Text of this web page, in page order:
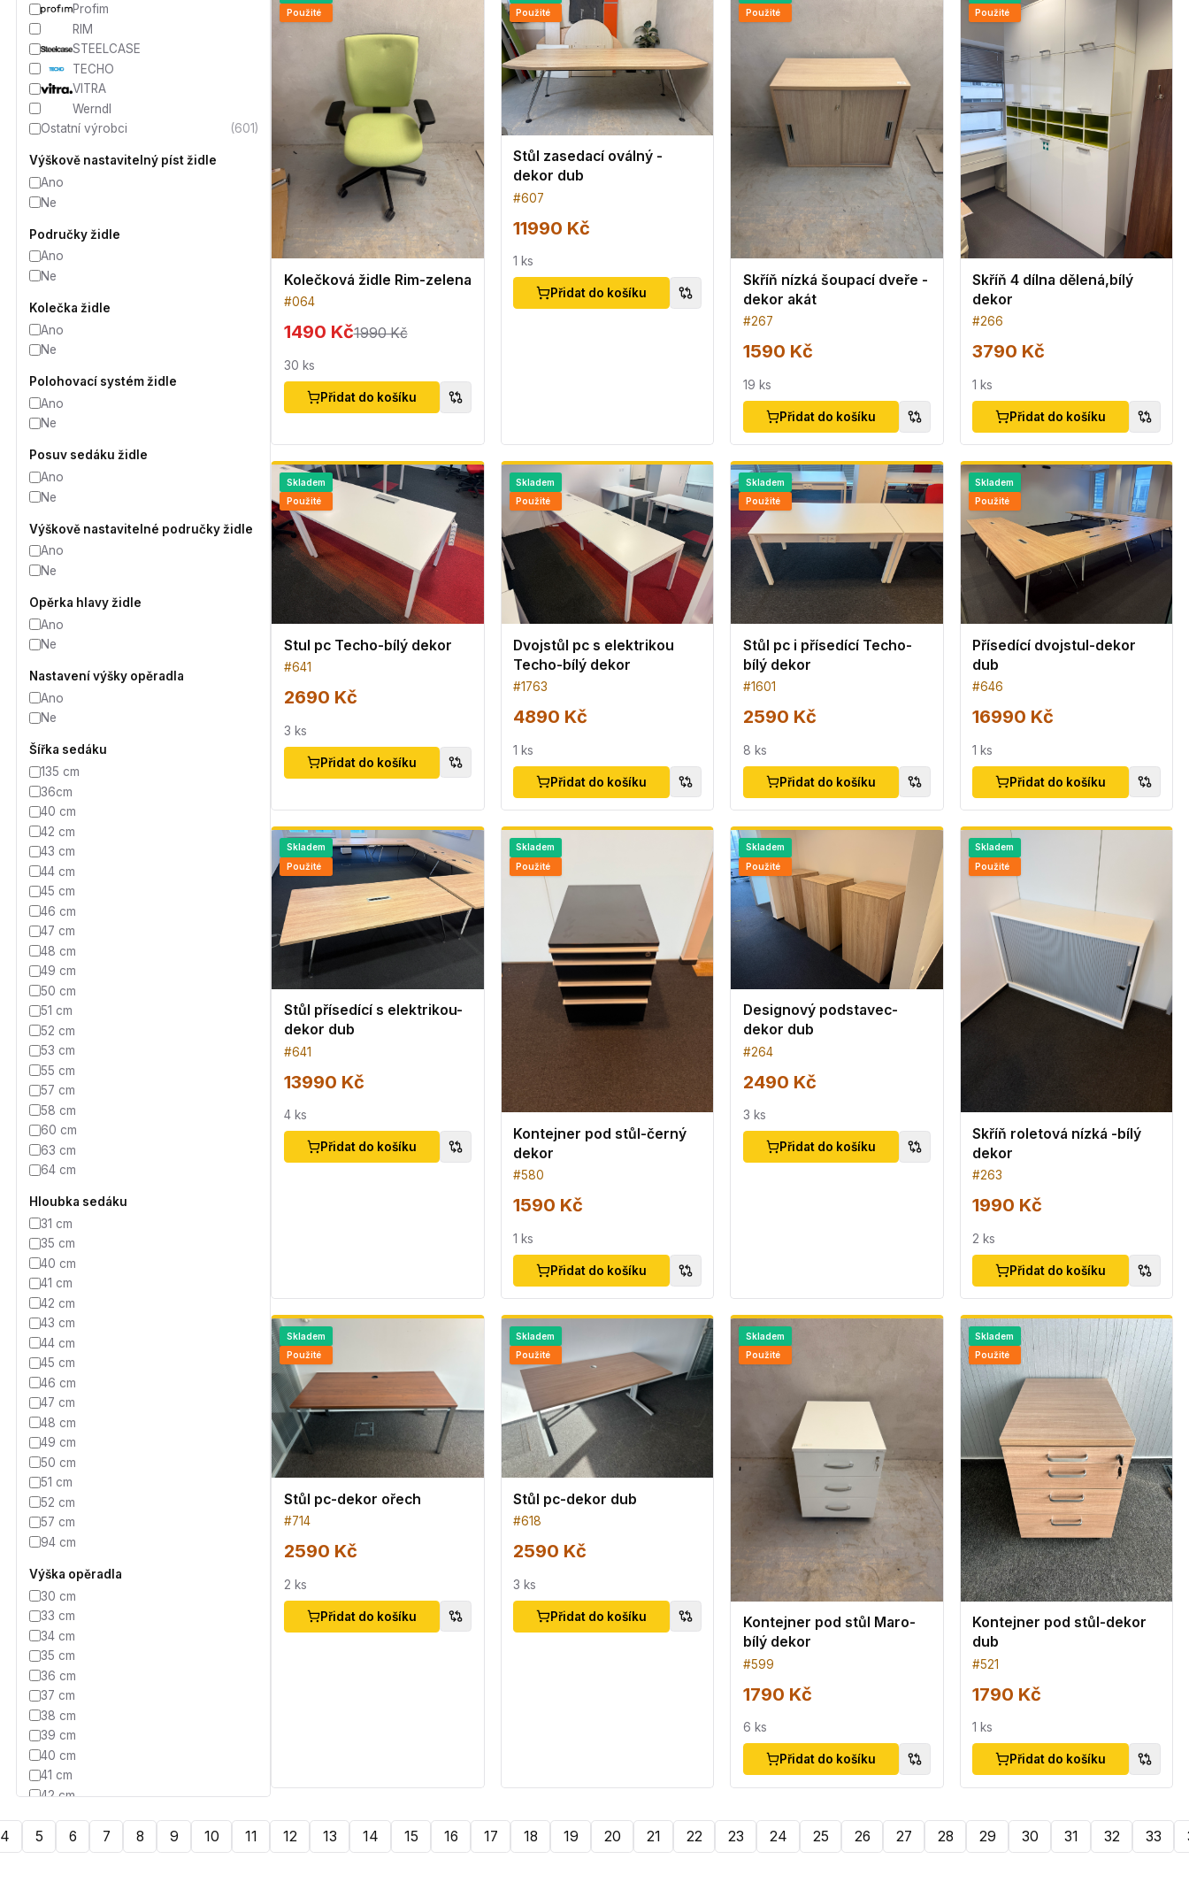
Profim
RIM
STEELCASE
TECHO
VITRA
Werndl
Ostatní výrobci
(601)
Výškově nastavitelný píst židle
Ano
Ne
Područky židle
Ano
Ne
Kolečka židle
Ano
Ne
Polohovací systém židle
Ano
Ne
Posuv sedáku židle
Ano
Ne
Výškově nastavitelné područky židle
Ano
Ne
Opěrka hlavy židle
Ano
Ne
Nastavení výšky opěradla
Ano
Ne
Šířka sedáku
135 cm
36cm
40 cm
42 cm
43 cm
44 cm
45 cm
46 cm
47 cm
48 cm
49 cm
50 cm
51 cm
52 cm
53 cm
55 cm
57 cm
58 cm
60 cm
63 cm
64 cm
Hloubka sedáku
31 cm
35 cm
40 cm
41 cm
42 cm
43 cm
44 cm
45 cm
46 cm
47 cm
48 cm
49 cm
50 cm
51 cm
52 cm
57 cm
94 cm
Výška opěradla
30 cm
33 cm
34 cm
35 cm
36 cm
37 cm
38 cm
39 cm
40 cm
41 cm
42 cm
44 cm
45 cm
Použité
Kolečková židle Rim-zelena
#064
1490 Kč1990 Kč
30 ks
Přidat do košíku
Použité
Stůl zasedací oválný -
dekor dub
#607
11990 Kč
1 ks
Přidat do košíku
Použité
Skříň nízká šoupací dveře -
dekor akát
#267
1590 Kč
19 ks
Přidat do košíku
Použité
Skříň 4 dílna dělená,bílý
dekor
#266
3790 Kč
1 ks
Přidat do košíku
Skladem
Použité
Stul pc Techo-bílý dekor
#641
2690 Kč
3 ks
Přidat do košíku
Skladem
Použité
Dvojstůl pc s elektrikou
Techo-bílý dekor
#1763
4890 Kč
1 ks
Přidat do košíku
Skladem
Použité
Stůl pc i přísedící Techo-
bílý dekor
#1601
2590 Kč
8 ks
Přidat do košíku
Skladem
Použité
Přísedící dvojstul-dekor
dub
#646
16990 Kč
1 ks
Přidat do košíku
Skladem
Použité
Stůl přísedící s elektrikou-
dekor dub
#641
13990 Kč
4 ks
Přidat do košíku
Skladem
Použité
Kontejner pod stůl-černý
dekor
#580
1590 Kč
1 ks
Přidat do košíku
Skladem
Použité
Designový podstavec-
dekor dub
#264
2490 Kč
3 ks
Přidat do košíku
Skladem
Použité
Skříň roletová nízká -bílý
dekor
#263
1990 Kč
2 ks
Přidat do košíku
Skladem
Použité
Stůl pc-dekor ořech
#714
2590 Kč
2 ks
Přidat do košíku
Skladem
Použité
Stůl pc-dekor dub
#618
2590 Kč
3 ks
Přidat do košíku
Skladem
Použité
Kontejner pod stůl Maro-
bílý dekor
#599
1790 Kč
6 ks
Přidat do košíku
Skladem
Použité
Kontejner pod stůl-dekor
dub
#521
1790 Kč
1 ks
Přidat do košíku
4 5 6 7 8 9 10 11 12 13 14 15 16 17 18 19 20 21 22 23 24 25 26 27 28 29 30 31 32 33